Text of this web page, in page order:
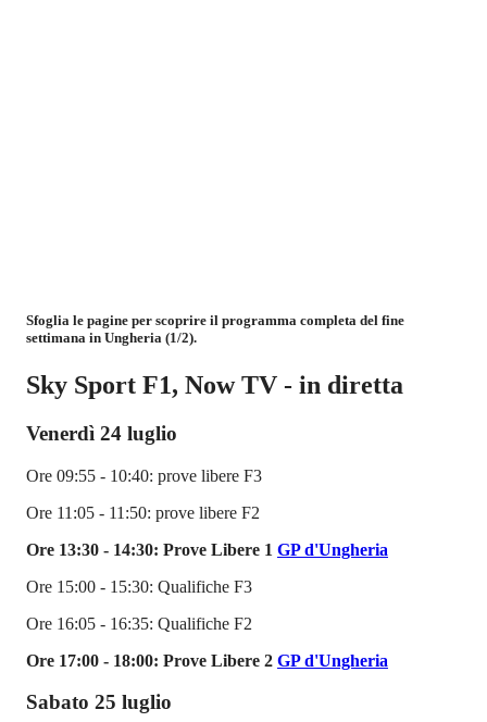
Sfoglia le pagine per scoprire il programma completa del fine
settimana in Ungheria (1/2).
Sky Sport F1, Now TV - in diretta
Venerdì 24 luglio
Ore 09:55 - 10:40: prove libere F3
Ore 11:05 - 11:50: prove libere F2
Ore 13:30 - 14:30: Prove Libere 1 GP d'Ungheria
Ore 15:00 - 15:30: Qualifiche F3
Ore 16:05 - 16:35: Qualifiche F2
Ore 17:00 - 18:00: Prove Libere 2 GP d'Ungheria
Sabato 25 luglio